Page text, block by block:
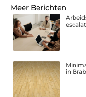
Meer Berichten
in